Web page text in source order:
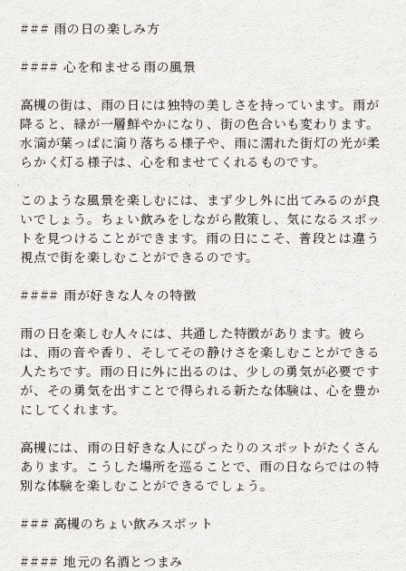
### 雨の日の楽しみ方
#### 心を和ませる雨の風景
高槻の街は、雨の日には独特の美しさを持っています。雨が
降ると、緑が一層鮮やかになり、街の色合いも変わります。
水滴が葉っぱに滴り落ちる様子や、雨に濡れた街灯の光が柔
らかく灯る様子は、心を和ませてくれるものです。
このような風景を楽しむには、まず少し外に出てみるのが良
いでしょう。ちょい飲みをしながら散策し、気になるスポッ
トを見つけることができます。雨の日にこそ、普段とは違う
視点で街を楽しむことができるのです。
#### 雨が好きな人々の特徴
雨の日を楽しむ人々には、共通した特徴があります。彼ら
は、雨の音や香り、そしてその静けさを楽しむことができる
人たちです。雨の日に外に出るのは、少しの勇気が必要です
が、その勇気を出すことで得られる新たな体験は、心を豊か
にしてくれます。
高槻には、雨の日好きな人にぴったりのスポットがたくさん
あります。こうした場所を巡ることで、雨の日ならではの特
別な体験を楽しむことができるでしょう。
### 高槻のちょい飲みスポット
#### 地元の名酒とつまみ